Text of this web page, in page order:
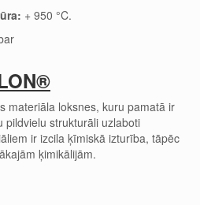
+ 950 °C.
materiāla loksnes, kuru pamatā ir
pildvielu strukturāli uzlaboti
ir izcila ķīmiskā izturība, tāpēc
ķimikālijām.